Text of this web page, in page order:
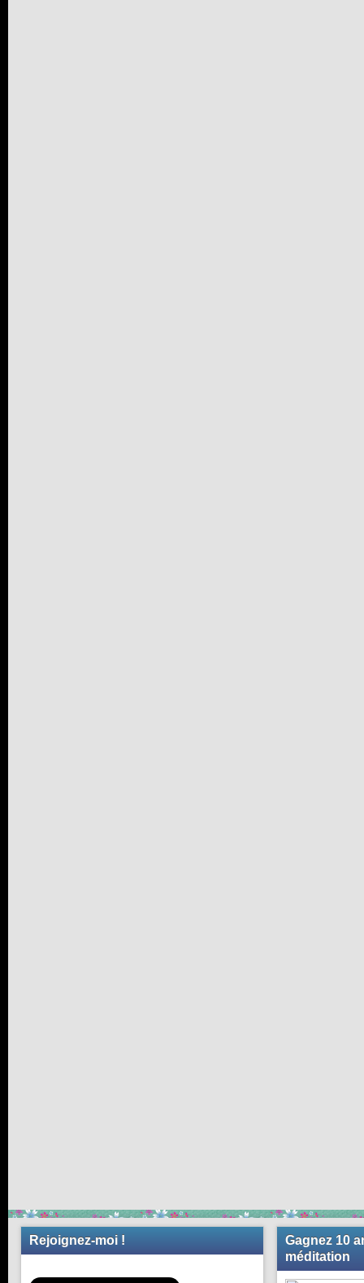
Rejoignez-moi !
Gagnez 10
méditation